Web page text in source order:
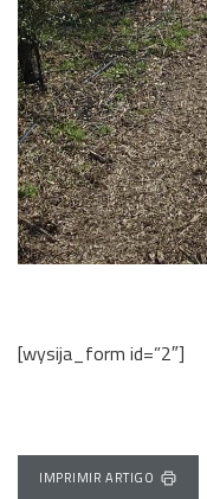
[wysija_form id=”2″]
IMPRIMIR ARTIGO